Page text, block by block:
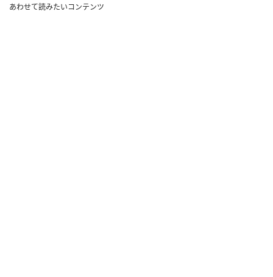
あわせて読みたいコンテンツ